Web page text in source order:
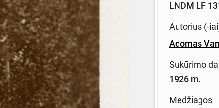
LNDM LF
Autorius (-
Adomas
Sukūrimo
1926 m.
Medžiagos